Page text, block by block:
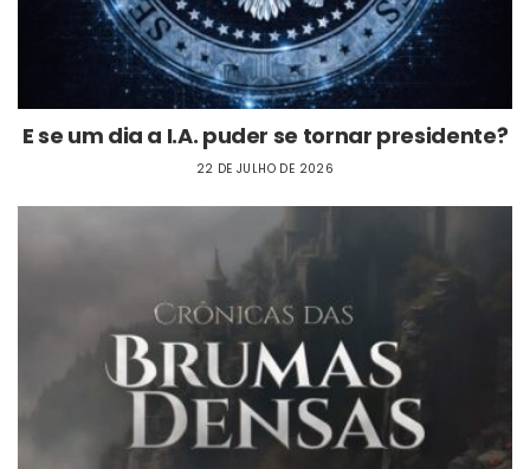
E se um dia a I.A. puder se tornar presidente?
22 DE JULHO DE 2026